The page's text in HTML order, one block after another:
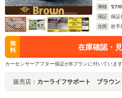
車検
'27/
保証
保証
住所
岩手
無
料
在庫確認・
カーセンサーアフター保証がBプランに付いています
販売店： カーライフサポート ブラウン